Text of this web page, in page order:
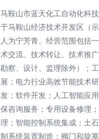
马鞍山市蓝天化工自动化科
于马鞍山经济技术开发区（
人为宁芳青。经营范围包括
术交流、技术转让、技术推
勘察、设计、监理除外）；
展；电力行业高效节能技术
发；软件开发；人工智能应
保咨询服务；专用设备修理
理；智能控制系统集成；土
制系统装置制造；阀门和旋